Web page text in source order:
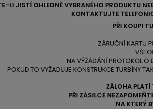
LI JISTÍ OHLEDNĚ VYBRANÉHO PRODUKTU
KONTAKTUJTE
PŘI KOUPI
ZÁRUČNÍ KARTU
NA VÝŽÁDÁNÍ PROTOKOL O
POKUD TO VYŽADUJE KONSTRUKCE TURBÍNY
ZÁLOHA
PŘI ZÁSILCE
NA KTERÝ